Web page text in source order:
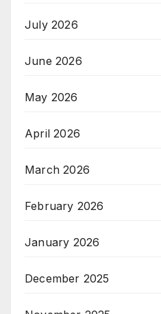
July 2026
June 2026
May 2026
April 2026
March 2026
February 2026
January 2026
December 2025